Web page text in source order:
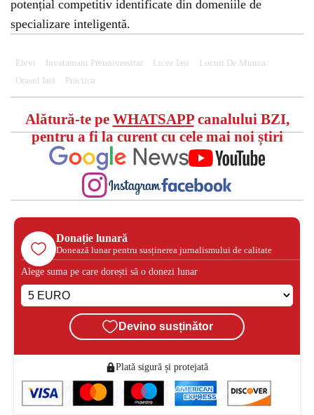
potențial competitiv identificate din domeniile de
specializare inteligentă.
Elevi Invatamant Preuniversitar Licee Iași
Locuri De Munca:
Orasul Iasi
Practica
Alătură-te pe WHATSAPPcanalului BZI,
pentru a fi la curent cu cele mai noi știri
Donație lunară
Donează lunar pentru susținerea jurnalismului de calitate
Alege suma pe care dorești să o donezi lunar
Devino susținător
Plată sigură și protejată